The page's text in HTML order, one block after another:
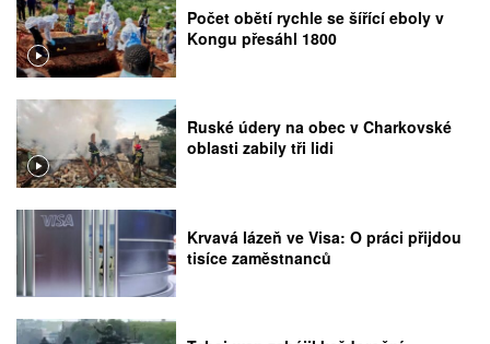
Počet obětí rychle se šířící eboly v
Kongu přesáhl 1800
Ruské údery na obec v Charkovské
oblasti zabily tři lidi
Krvavá lázeň ve Visa: O práci přijdou
tisíce zaměstnanců